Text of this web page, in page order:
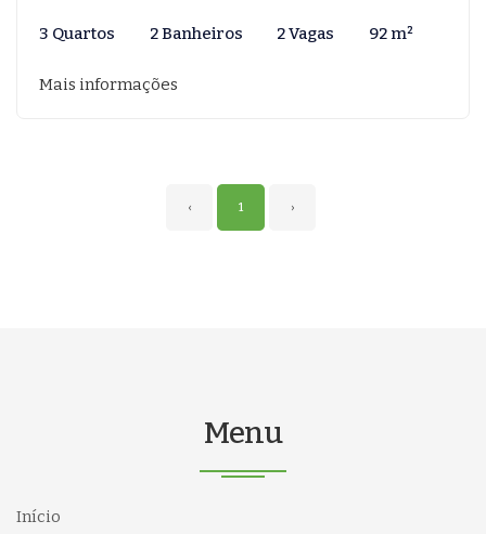
3 Quartos 2 Banheiros 2 Vagas 92 m²
Mais informações
‹ 1 ›
Menu
Início